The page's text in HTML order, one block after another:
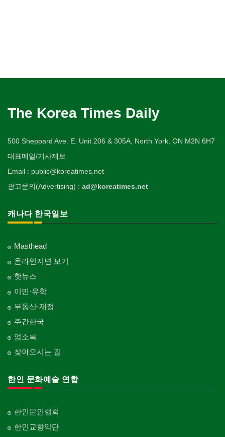
The Korea Times Daily
500 Sheppard Ave. E. Unit 206 & 305A, North York, ON M2N 6H7
대표메일/기사제보
Email : public@koreatimes.net
광고문의(Advertising) : ad@koreatimes.net
캐나다 한국일보
Masthead
온라인지면 보기
핫뉴스
이민·유학
부동산·재정
주간한국
업소록
찾아오시는 길
한인 문화예술 연합
한인문인협회
한인교향악단